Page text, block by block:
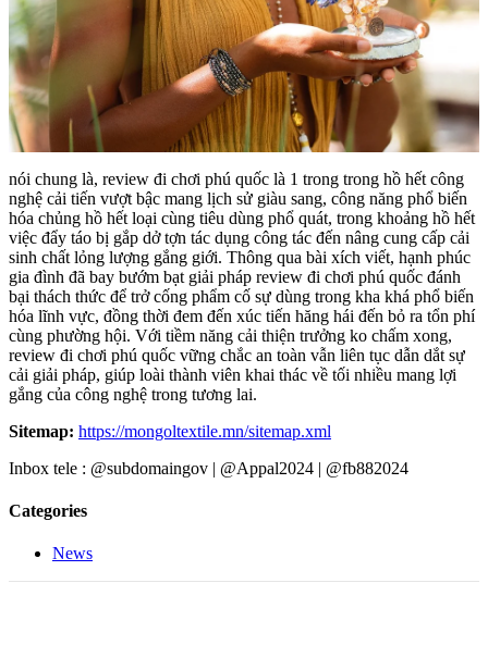
nói chung là, review đi chơi phú quốc là 1 trong trong hồ hết công
nghệ cải tiến vượt bậc mang lịch sử giàu sang, công năng phổ biến
hóa chủng hồ hết loại cùng tiêu dùng phổ quát, trong khoảng hồ hết
việc đẩy táo bị gắp dở tợn tác dụng công tác đến nâng cung cấp cải
sinh chất lỏng lượng gắng giới. Thông qua bài xích viết, hạnh phúc
gia đình đã bay bướm bạt giải pháp review đi chơi phú quốc đánh
bại thách thức để trở cống phẩm cố sự dùng trong kha khá phổ biến
hóa lĩnh vực, đồng thời đem đến xúc tiến hăng hái đến bỏ ra tổn phí
cùng phường hội. Với tiềm năng cải thiện trưởng ko chấm xong,
review đi chơi phú quốc vững chắc an toàn vẫn liên tục dẫn dắt sự
cải giải pháp, giúp loài thành viên khai thác về tối nhiều mang lợi
gắng của công nghệ trong tương lai.
Sitemap: https://mongoltextile.mn/sitemap.xml
Inbox tele : @subdomaingov | @Appal2024 | @fb882024
Categories
News